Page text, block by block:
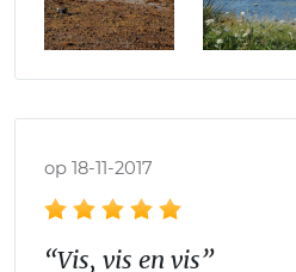
op 18-11-2017
“Vis, vis en vis”